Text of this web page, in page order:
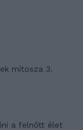
mítosza 3.
a felnőtt élet